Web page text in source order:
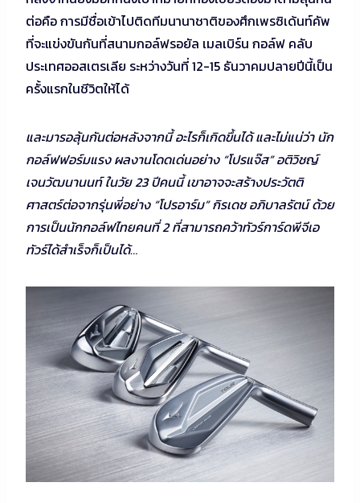
ต่อคือ การมีชื่อเข้าไปติดทีมนานาชาติของศึกเพรซิเด้นท์คัพ
ที่จะแข่งขันกันที่สนามกอล์ฟรอยัล เมลเบิร์น กอล์ฟ คลับ
ประเทศออสเตรเลีย ระหว่างวันที่ 12-15 ธันวาคมปลายปีนี้เป็น
ครั้งแรกในชีวิตให้ได้
และมารอลุ้นกันต่อหลังจากนี้ อะไรก็เกิดขึ้นได้ และไม่แน่ว่า นัก
กอล์ฟฟอร์มแรง ผลงานโดดเด่นอย่าง “โปรแจ๊ส” อติวิชญ์
เจนวัฒนานนท์ ในวัย 23 ปีคนนี้ เขาอาจจะสร้างประวัตติ
ศาสตร์ต่อจากรุ่นพี่อย่าง “โปรอาร์ม” กิรเดช อภิบาลรัตน์ ด้วย
การเป็นนักกอล์ฟไทยคนที่ 2 ที่สามารถคว้าทัวร์การ์ดพีจีเอ
ทัวร์ได้สำเร็จก็เป็นได้…